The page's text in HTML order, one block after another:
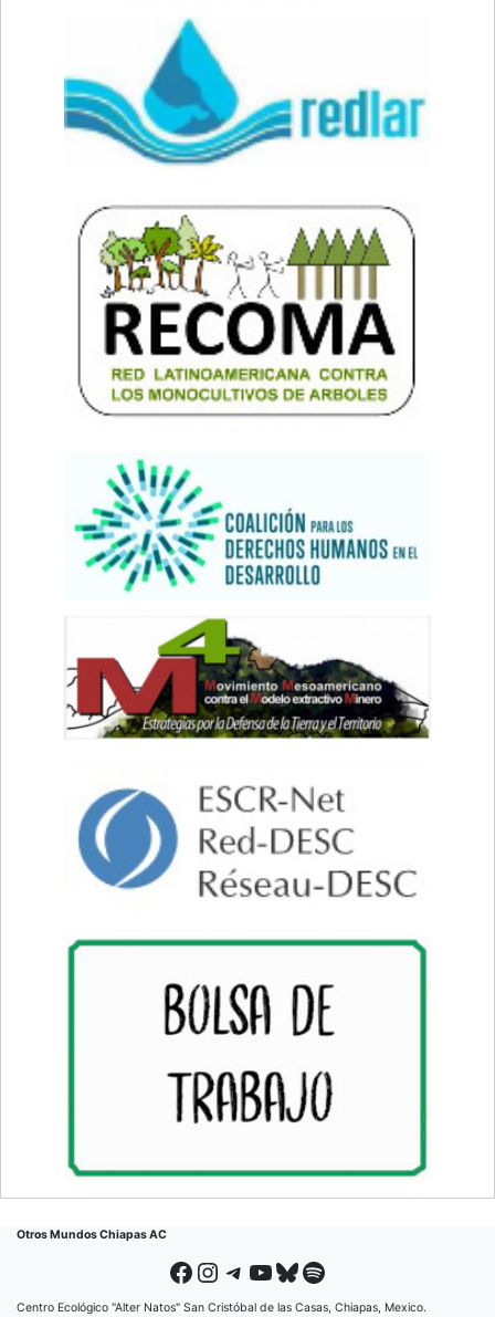
Otros Mundos Chiapas AC
Facebook Instagram Telegram YouTube Bluesky Spotify
Centro Ecológico "Alter Natos" San Cristóbal de las Casas, Chiapas, Mexico.